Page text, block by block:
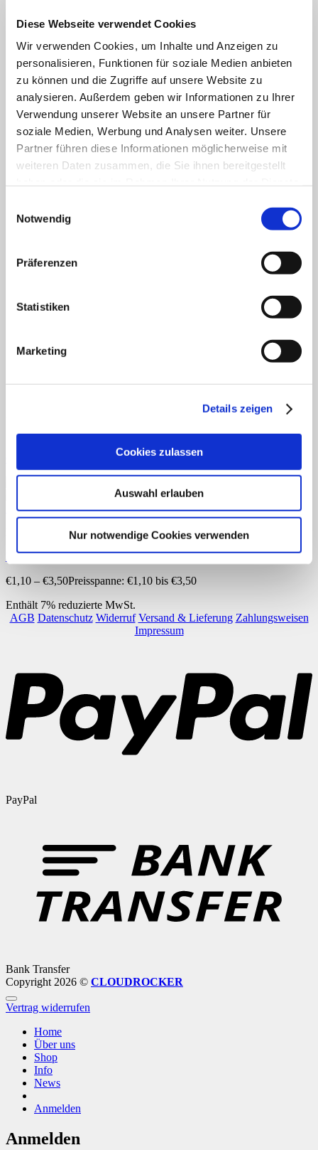
Diese Webseite verwendet Cookies
Wir verwenden Cookies, um Inhalte und Anzeigen zu
personalisieren, Funktionen für soziale Medien anbieten
zu können und die Zugriffe auf unsere Website zu
analysieren. Außerdem geben wir Informationen zu Ihrer
Verwendung unserer Website an unsere Partner für
soziale Medien, Werbung und Analysen weiter. Unsere
Partner führen diese Informationen möglicherweise mit
weiteren Daten zusammen, die Sie ihnen bereitgestellt
Notwendig
Präferenzen
Statistiken
Marketing
Details zeigen
Cookies zulassen
Auswahl erlauben
Nur notwendige Cookies verwenden
Silben lesen
Anfangsunterricht
Zahlenraum bis 10
Zahlenraum 100
Farben und Formen
Geld
Größen
Uhr
Sachunterricht
Englisch
Fertiges Material
Aufgabenkarten
Uhrzeit
Schnellansicht
Verliebte Zahlen
€1,10 – €3,50Preisspanne: €1,10 bis €3,50
Enthält 7% reduzierte MwSt.
AGB Datenschutz Widerruf Versand & Lieferung Zahlungsweisen
Impressum
PayPal
Bank Transfer
Copyright 2026 © CLOUDROCKER
Vertrag widerrufen
Home
Über uns
Shop
Info
News
Anmelden
Anmelden